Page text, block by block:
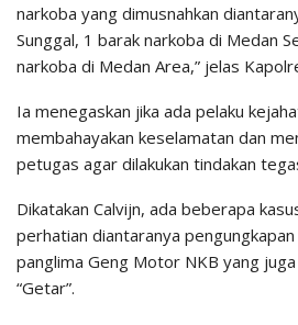
narkoba yang dimusnahkan
Sunggal, 1 barak narkoba di Medan
narkoba di Medan Area,” jelas
Ia menegaskan jika ada pelaku
membahayakan keselamatan dan
petugas agar dilakukan tindakan
Dikatakan Calvijn, ada beberapa
perhatian diantaranya
panglima Geng Motor NKB yang
“Getar”.